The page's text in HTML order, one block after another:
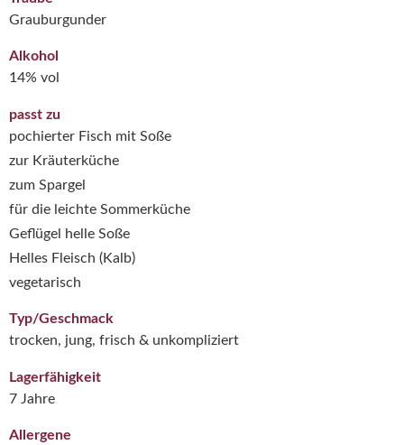
Grauburgunder
Alkohol
14% vol
passt zu
pochierter Fisch mit Soße
zur Kräuterküche
zum Spargel
für die leichte Sommerküche
Geflügel helle Soße
Helles Fleisch (Kalb)
vegetarisch
Typ/Geschmack
trocken, jung, frisch & unkompliziert
Lagerfähigkeit
7 Jahre
Allergene